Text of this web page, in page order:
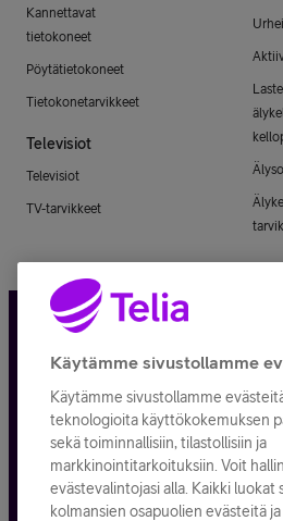
Kannettavat
tietokoneet
Pöytätietokoneet
Tietokonetarvikkeet
Televisiot
Televisiot
TV-tarvikkeet
Tietosuoja ja -turva
Tilauksen peruuttaminen
Käyttöehdot
Evästeiden käyttö
Käytämme sivustollamme
Käytämme sivustollamme
teknologioita käyttökokemuksen
sekä toiminnallisiin, tilastollisiin ja
markkinointitarkoituksiin. Voit
evästevalintojasi alla. Kaikki luokat
kolmansien osapuolien evästeitä